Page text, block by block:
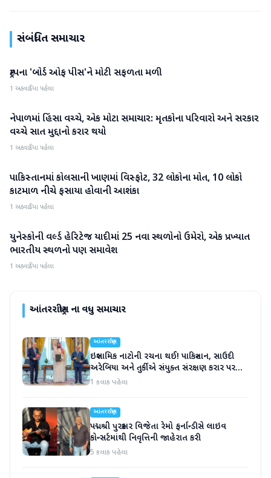
સંબંધિત સમાચાર
આંતરરાષ્ટ્રીય
ટ્રમ્પના 'બોર્ડ ઓફ પીસ'ને મોટી સફળતા મળી
1 અઠવાડિયા પહેલા
આંતરરાષ્ટ્રીય
નેપાળમાં હિંસા વચ્ચે, એક મોટા સમાચાર: મૃતકોના પરિવારો અને સરકાર
વચ્ચે સાત મુદ્દાનો કરાર થયો
1 અઠવાડિયા પહેલા
આંતરરાષ્ટ્રીય
પાકિસ્તાનમાં કોલસાની ખાણમાં વિસ્ફોટ, 32 લોકોના મોત, 10 લોકો
કાટમાળ નીચે ફસાયા હોવાની આશંકા
1 અઠવાડિયા પહેલા
આંતરરાષ્ટ્રીય
યુનેસ્કોની વર્લ્ડ હેરિટેજ યાદીમાં 25 નવા સ્થળોનો ઉમેરો, એક પ્રખ્યાત
ભારતીય સ્થળનો પણ સમાવેશ
1 અઠવાડિયા પહેલા
આંતરરાષ્ટ્રીયના વધુ સમાચાર
આંતરરાષ્ટ્રીય
ઇસ્લામિક નાટોની રચના થઈ! પાકિસ્તાન, સાઉદી
અરેબિયા અને તુર્કીએ સંયુક્ત સંરક્ષણ કરાર પર
હસ્તાક્ષર
1 કલાક પહેલા
આંતરરાષ્ટ્રીય
પદ્મશ્રી પુરસ્કાર વિજેતા રેમો ફર્નાન્ડીસે લાઇવ
કોન્સર્ટમાંથી નિવૃત્તિની જાહેરાત કરી
5 કલાક પહેલા